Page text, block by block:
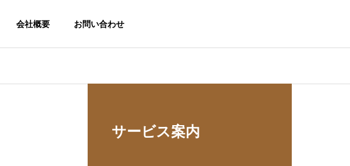
会社概要 お問い合わせ
サービス案内